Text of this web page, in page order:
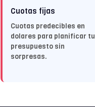
Cuotas fijas
Cuotas predecibles en
dolares para planificar tu
presupuesto sin
sorpresas.